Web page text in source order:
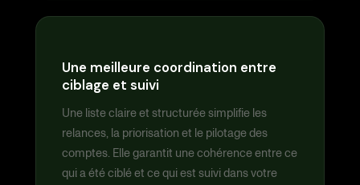
Une meilleure coordination entre
ciblage et suivi
Une liste claire et structurée simplifie les
relances, la priorisation et le pilotage des
comptes. Elle garantit une cohérence entre ce
qui a été ciblé et ce qui est suivi dans votre